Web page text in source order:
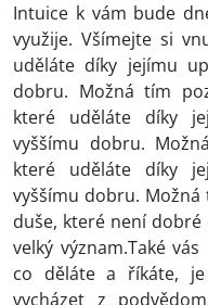
Intuice k vám bude
využije. Všímejte si
uděláte díky jejímu
dobru. Možná tím
které uděláte díky
vyššímu dobru.
které uděláte díky
vyššímu dobru.
duše, které není
velký význam.Také
co děláte a říkáte,
vycházet z